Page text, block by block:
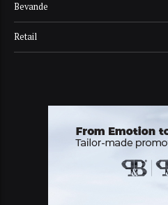
Bevande
Retail